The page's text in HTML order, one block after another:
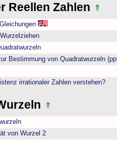
Reellen Zahlen
Bestimmung von Quadratwurzeln
irrationaler Zahlen verstehen?
von Wurzel 2